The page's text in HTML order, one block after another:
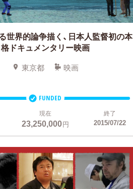
世界的論争描く、日本人監督初の本
格ドキュメンタリー映画
東京都 映画
FUNDED
現在
23,250,000円
終了
2015/07/22